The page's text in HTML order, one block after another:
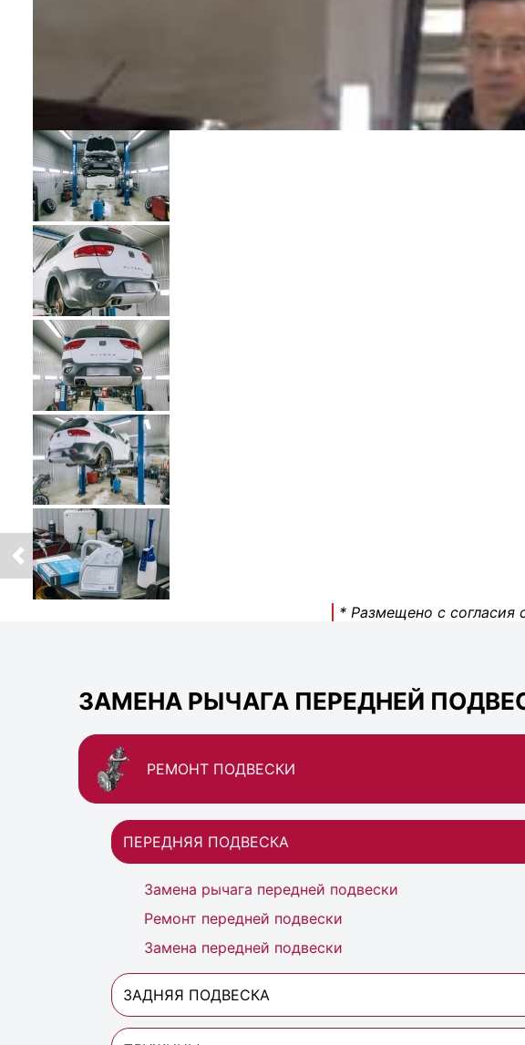
* Размещено с согласия
ЗАМЕНА РЫЧАГА ПЕРЕДНЕЙ
РЕМОНТ ПОДВЕСКИ
ПЕРЕДНЯЯ ПОДВЕСКА
Замена рычага передней подвески
Ремонт передней подвески
Замена передней подвески
ЗАДНЯЯ ПОДВЕСКА